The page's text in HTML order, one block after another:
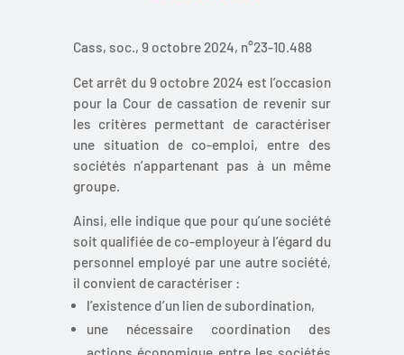
Cass, soc., 9 octobre 2024, n°23-10.488
Cet arrêt du 9 octobre 2024 est l’occasion
pour la Cour de cassation de revenir sur
les critères permettant de caractériser
une situation de co-emploi, entre des
sociétés n’appartenant pas à un même
groupe.
Ainsi, elle indique que pour qu’une société
soit qualifiée de co-employeur à l’égard du
personnel employé par une autre société,
il convient de caractériser :
l’existence d’un lien de subordination,
une nécessaire coordination des